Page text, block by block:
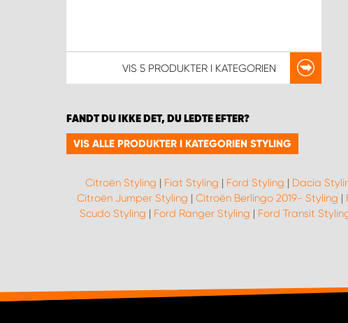
VIS 5 PRODUKTERI KATEGORIEN
FANDT DU IKKE DET, DU LEDTE EFTER?
VIS ALLE PRODUKTER I KATEGORIEN STYLING
Citroën Styling | Fiat Styling | Ford Styling | Dacia
Citroën Jumper Styling | Citroën Berlingo 2019- Styling |
Scudo Styling | Ford Ranger Styling | Ford Transit